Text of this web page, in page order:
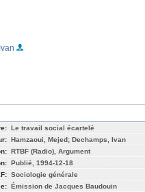
Le travail social écartelé
Hamzaoui, Mejed; Dechamps, Ivan
RTBF (Radio), Argument
Publié, 1994-12-18
Sociologie générale
Émission de Jacques Baudouin